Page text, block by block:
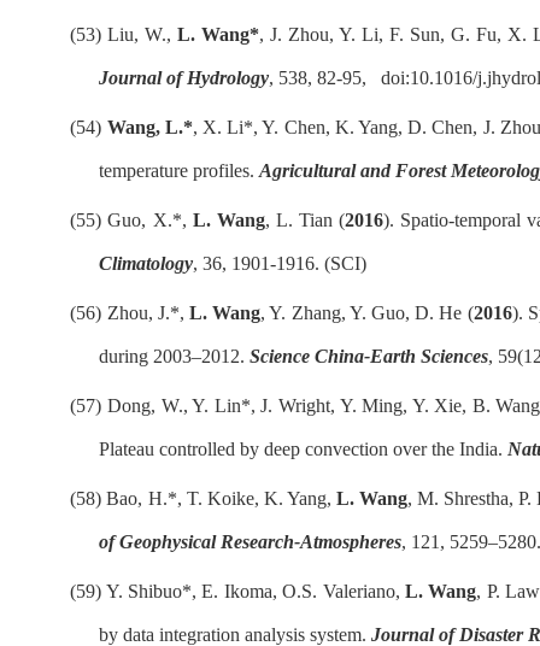
(53) Liu, W.,L. Wang*, J. Zhou, Y. Li, F. Sun, G. Fu, X.
Journal of Hydrology, 538, 82-95, doi:10.1016/
(54) Wang, L.*, X. Li*, Y. Chen, K. Yang, D. Chen, J.
temperature profiles.Agricultural and Forest
(55) Guo, X.*, L. Wang, L. Tian (2016). Spatio-temporal
Climatology, 36, 1901-1916. (SCI)
(56) Zhou, J.*, L. Wang, Y. Zhang, Y. Guo, D. He (2016).
during 2003–2012.Science China-Earth Sciences,
(57) Dong, W., Y. Lin*, J. Wright, Y. Ming, Y. Xie, B.
Plateau controlled by deep convection over the India.
(58) Bao, H.*, T. Koike, K. Yang, L. Wang, M. Shrestha,
of Geophysical Research-Atmospheres, 121, 5259–
(59) Y. Shibuo*, E. Ikoma, O.S. Valeriano, L. Wang, P.
by data integration analysis system.Journal of Disaster